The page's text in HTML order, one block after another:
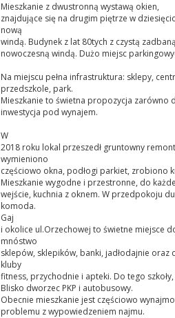
Mieszkanie z dwustronną wystawą okien,
znajdujące się na drugim piętrze w
nową
windą. Budynek z lat 80tych z czystą
nowoczesną windą. Dużo miejsc
Na miejscu pełna infrastruktura: sklepy,
przedszkole, park.
Mieszkanie to świetna propozycja zarówno
inwestycja pod wynajem.
W
2018 roku lokal przeszedł gruntowny
wymieniono
częściowo okna, podłogi parkiet, zrobiono
Mieszkanie wygodne i przestronne, do
wejście, kuchnia z oknem. W przedpokoju
komoda.
Gaj
i okolice ul.Orzechowej to świetne miejsce
mnóstwo
sklepów, sklepików, banki, jadłodajnie oraz
kluby
fitness, przychodnie i apteki. Do tego
Blisko dworzec PKP i autobusowy.
Obecnie mieszkanie jest częściowo
problemu z wypowiedzeniem najmu.